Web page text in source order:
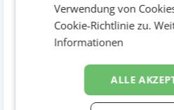
Verwendung von
Cookie-Richtlinie zu.
Informationen
ALLE